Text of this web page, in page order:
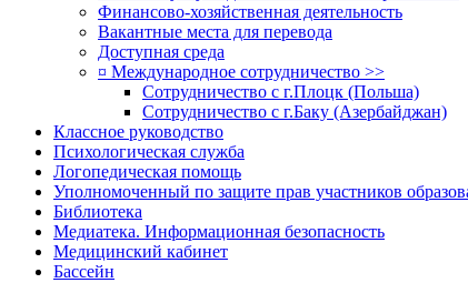
Финансово-хозяйственная деятельность
Вакантные места для перевода
Доступная среда
¤ Международное сотрудничество >>
Сотрудничество с г.Плоцк (Польша)
Сотрудничество с г.Баку (Азербайджан)
Классное руководство
Психологическая служба
Логопедическая помощь
Уполномоченный по защите прав участников
Библиотека
Медиатека. Информационная безопасность
Медицинский кабинет
Бассейн